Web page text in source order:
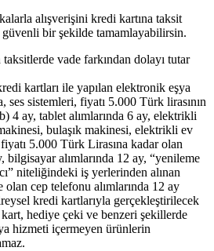
alışverişini kredi kartına taksit
güvenli bir şekilde tamamlayabilirsin.
taksitlerde vade farkından dolayı tutar
kartları ile yapılan elektronik eşya
ses sistemleri, fiyatı 5.000 Türk lirasının
4 ay, tablet alımlarında 6 ay, elektrikli
bulaşık makinesi, elektrikli ev
5.000 Türk Lirasına kadar olan
bilgisayar alımlarında 12 ay, “yenileme
niteliğindeki iş yerlerinden alınan
cep telefonu alımlarında 12 ay
kredi kartlarıyla gerçekleştirilecek
hediye çeki ve benzeri şekillerde
hizmeti içermeyen ürünlerin